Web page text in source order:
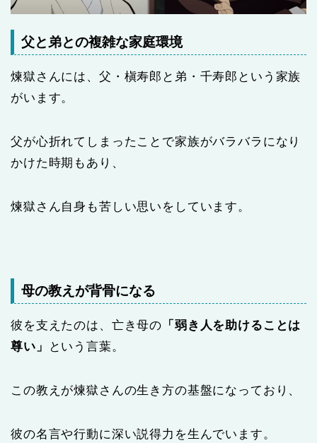
父と弟との複雑な家庭環境
煉獄さんには、父・槇寿郎と弟・千寿郎という家族
がいます。
父が心折れてしまったことで家族がバラバラになり
かけた時期もあり、
煉獄さん自身も苦しい思いをしています。
母の教えが背骨になる
彼を支えたのは、亡き母の 「弱き人を助けることは
尊い」
という言葉。
この教えが煉獄さんの生き方の基盤になっており、
彼の名言や行動に深い説得力を生んでいます。